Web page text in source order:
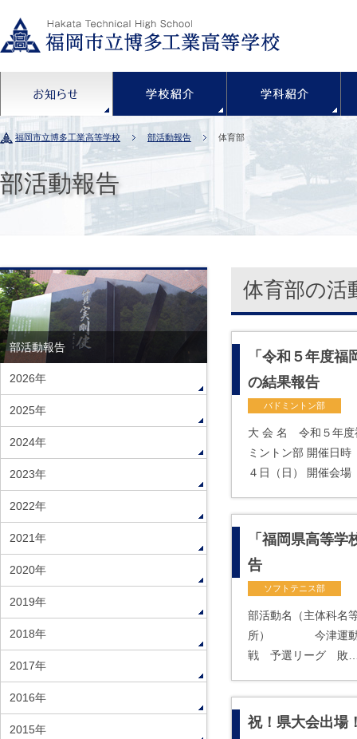
福岡市立博多工業高等学校 部活動報告 体育部
部活動報告
体育部の活
「令和５年度
の結果報告
バドミントン部
大 会 名 令和５年度
ミントン部 開催日
４日（日） 開催会
「福岡県高等
告
ソフトテニス部
部活動名（主体科
所） 今津運動
戦 予選リーグ 敗
祝！県大会出場
部活動報告
2026年
2025年
2024年
2023年
2022年
2021年
2020年
2019年
2018年
2017年
2016年
2015年